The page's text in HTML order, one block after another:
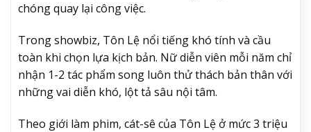
chóng quay lại công việc.
Trong showbiz, Tôn Lệ nổi tiếng khó tính và cầu
toàn khi chọn lựa kịch bản. Nữ diễn viên mỗi năm chỉ
nhận 1-2 tác phẩm song luôn thử thách bản thân với
những vai diễn khó, lột tả sâu nội tâm.
Theo giới làm phim, cát-sê của Tôn Lệ ở mức 3 triệu